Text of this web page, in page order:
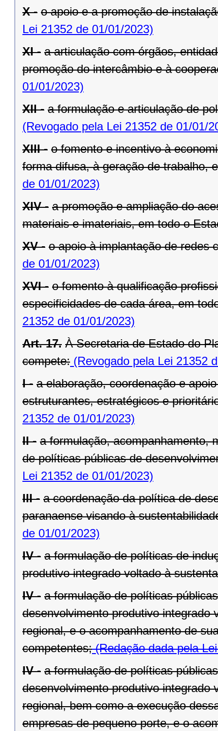
X - o apoio e a promoção de
Lei 21352 de 01/01/2023)
XI - a articulação com órgãos,
promoção do intercâmbio e à
01/01/2023)
XII - a formulação e articulação de
(Revogado pela Lei 21352 de 01/01/
XIII - o fomento e incentivo à
forma difusa, à geração de trabalho,
de 01/01/2023)
XIV - a promoção e ampliação do
materiais e imateriais, em todo o
XV - o apoio à implantação de redes
de 01/01/2023)
XVI - o fomento à qualificação
especificidades de cada área, em
21352 de 01/01/2023)
Art. 17. À Secretaria de Estado do
compete: (Revogado pela Lei 21352
I - a elaboração, coordenação e
estruturantes, estratégicos e
21352 de 01/01/2023)
II - a formulação, acompanhamento,
de políticas públicas de
Lei 21352 de 01/01/2023)
III - a coordenação da política de
paranaense visando à
de 01/01/2023)
IV - a formulação de políticas de
produtivo integrado voltado à
IV - a formulação de políticas
desenvolvimento produtivo integrado
regional, e o acompanhamento de
competentes;(Redação dada pela
IV - a formulação de políticas
desenvolvimento produtivo integrado
regional, bem como a execução
empresas de pequeno porte, e o